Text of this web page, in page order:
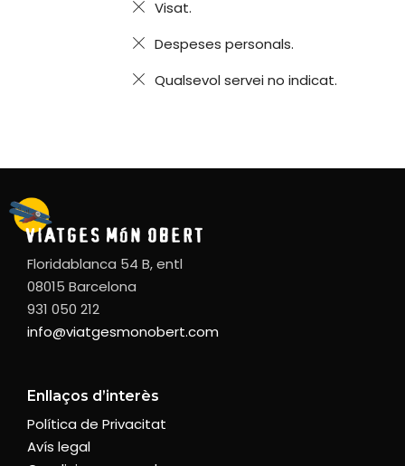
Visat.
Despeses personals.
Qualsevol servei no indicat.
Floridablanca 54 B, entl
08015 Barcelona
931 050 212
info@viatgesmonobert.com
Enllaços d’interès
Política de Privacitat
Avís legal